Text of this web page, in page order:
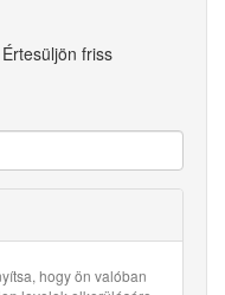
friss
hogy ön valóban